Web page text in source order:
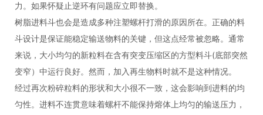
力。如果怀疑止逆环有问题应立即替换。
树脂进料斗也会是造成多种注塑螺杆打滑的原因所在。正确的料
斗设计是保证能稳定输送物料的关键，但这点经常被忽略。通常
来说，大小均匀的新粒料在含有突变压缩区的方型料斗(底部突然
变窄）中运行良好。然而，加入再生物料时就不是这种情况。
经过再次粉碎粒料的形状和大小很不一致，这会影响到进料的均
匀性。进料不连贯意味着螺杆不能保持熔体上均匀的输送压力，